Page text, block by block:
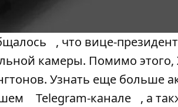
, что вице-
камеры. Помимо этого,
Узнать еще больше
Telegram-канале
, а